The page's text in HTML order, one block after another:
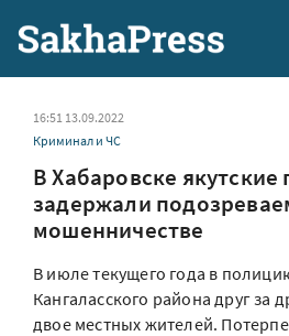
16:51 13.09.2022
Криминал и ЧС
В Хабаровске
задержали
мошенничестве
В июле текущего года в
Кангаласского района друг за
двое местных жителей.